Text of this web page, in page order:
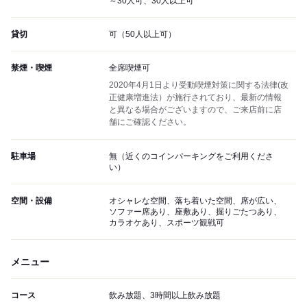
貸切 可（50人以上可）
禁煙・喫煙
全席喫煙可
2020年4月1日より受動喫煙対策に関する法律(改
正健康増進法）が施行されており、最新の情報
と異なる場合がございますので、ご来店前に店
舗にご確認ください。
駐車場
無（近くのコインパーキングをご利用くださ
い）
空間・設備
オシャレな空間、落ち着いた空間、席が広い、
ソファー席あり、座敷あり、掘りごたつあり、
カラオケあり、スポーツ観戦可
メニュー
コース 飲み放題、3時間以上飲み放題